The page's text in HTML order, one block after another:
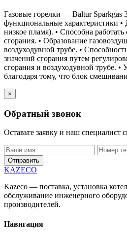
Газовые горелки — Baltur Sparkgas
функциональные характеристики •
низкое пламя). • Способна
сгорания. • Образование
воздуходувной трубе. •
значений сгорания путем
сгорания и воздуходувной трубе.
благодаря тому, что блок
×
Обратный звонок
Оставьте заявку и наш специалист
Отправить
KAZECO
Kazeco — поставка, установка
обслуживание инженерного
производителей.
Навигация